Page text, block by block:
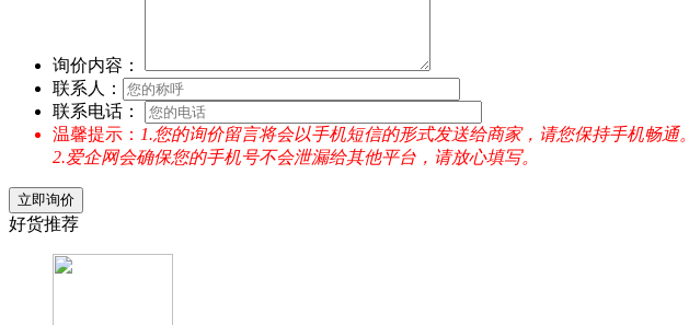
询价内容：
联系人：
联系电话：
温馨提示： 1.您的询价留言将会以手机短信的形式发送给商家，请您保持手机畅通。
2.爱企网会确保您的手机号不会泄漏给其他平台，请放心填写。
好货推荐